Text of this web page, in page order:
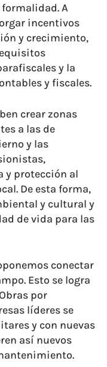
A
incentivos
y crecimiento,
y la
y fiscales.
crear zonas
a las de
y las
y protección al
De esta forma,
y cultural y
de vida para las
conectar
Esto se logra
por
líderes se
y con nuevas
así nuevos